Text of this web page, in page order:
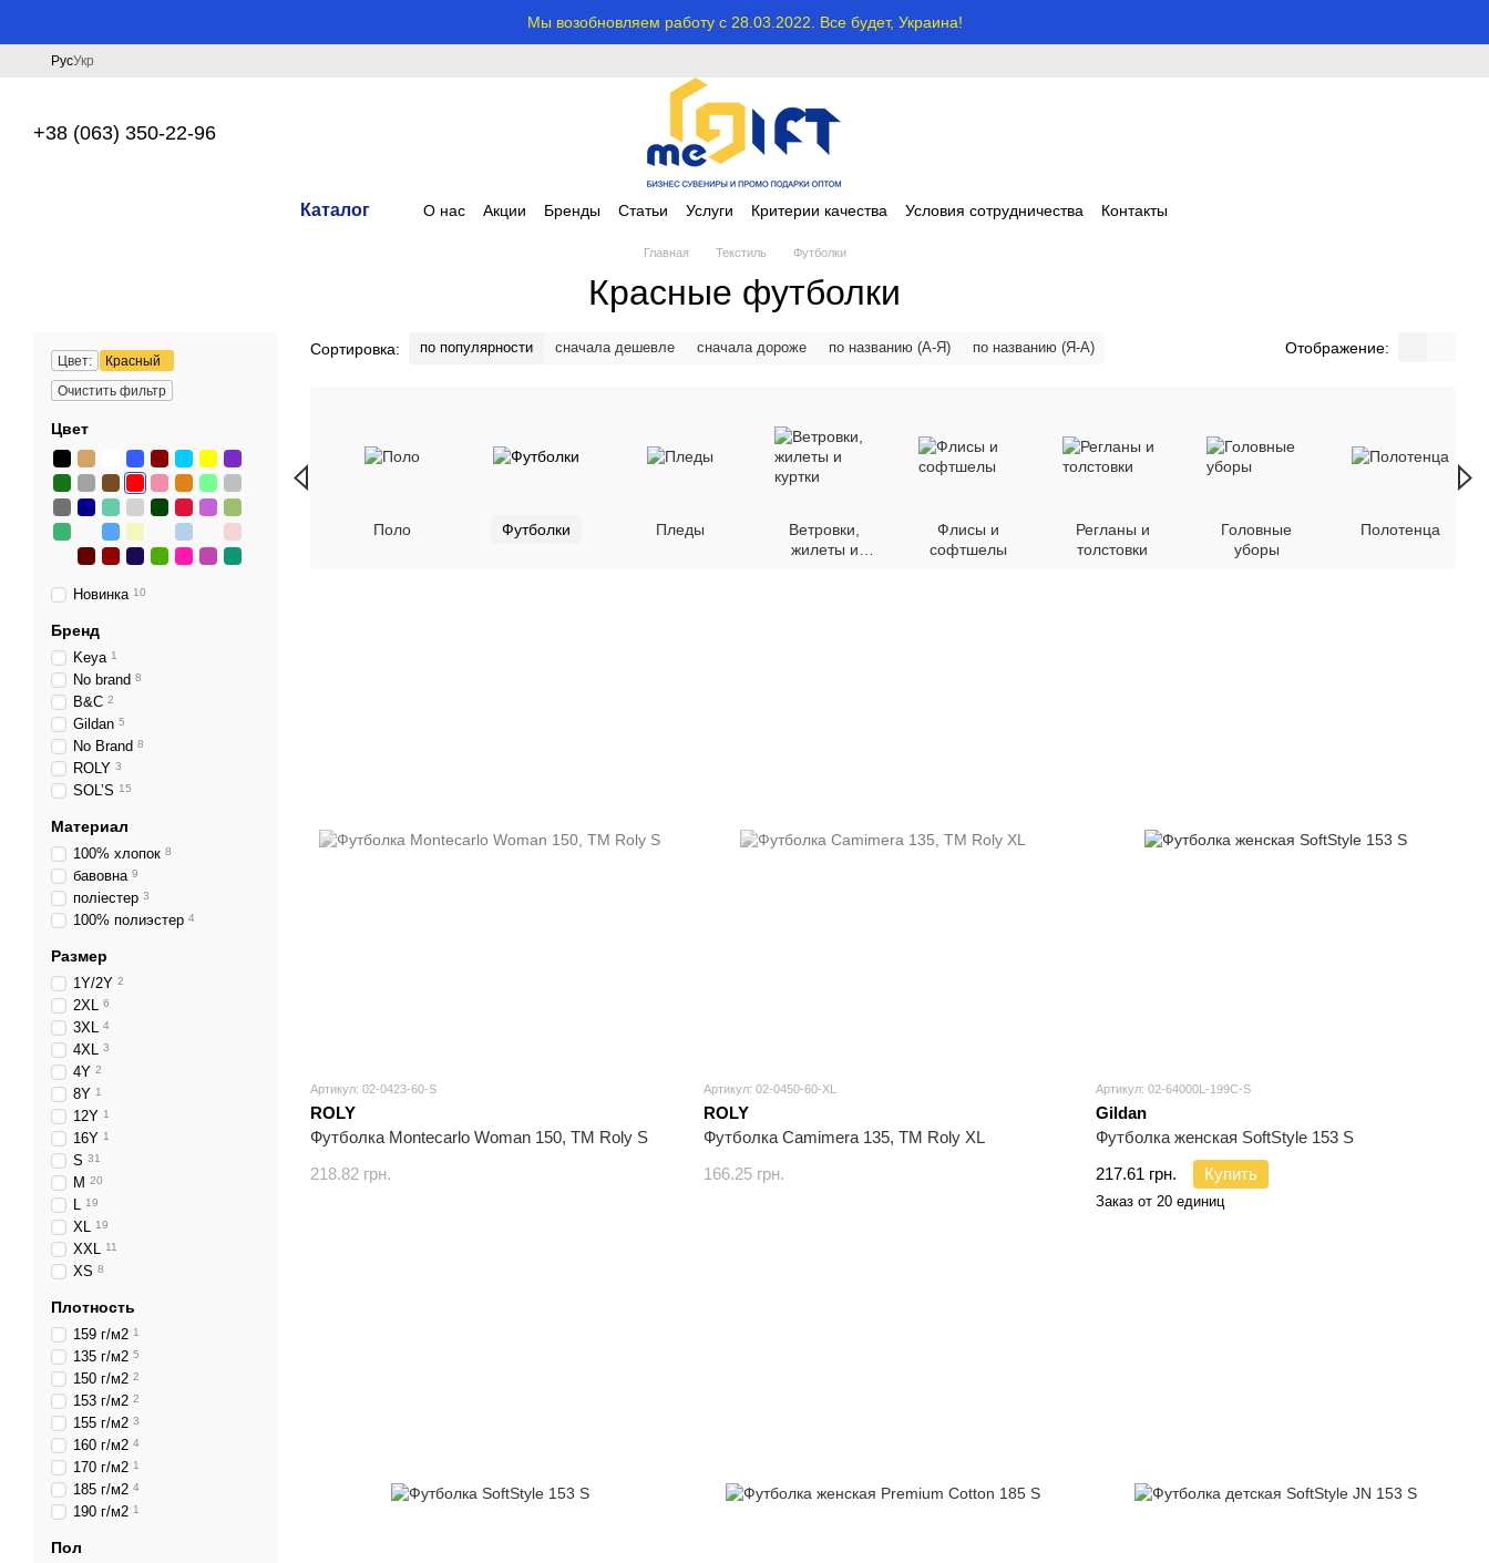
Мы возобновляем работу с 28.03.2022. Все будет, Украина!
РусУкр
+38 (063) 350-22-96
Каталог О нас Акции Бренды Статьи Услуги Критерии качества Условия сотрудничества Контакты
Главная Текстиль Футболки
Красные футболки
Сортировка: по популярности сначала дешевле сначала дороже по названию (А-Я) по названию (Я-А) Отображение:
Поло Футболки Пледы
Ветровки,
жилеты и
Флисы и
софтшелы
Регланы и
толстовки
Головные
уборы
Полотенца
Артикул: 02-0423-60-S
ROLY
Футболка Montecarlo Woman 150, TM Roly S
218.82 грн.
Артикул: 02-0450-60-XL
ROLY
Футболка Camimera 135, TM Roly XL
166.25 грн.
Артикул: 02-64000L-199C-S
Gildan
Футболка женская SoftStyle 153 S
217.61 грн.
Купить
Заказ от 20 единиц
Цвет:
Красный
Очистить фильтр
Цвет
Новинка 10
Бренд
Keya 1
No brand 8
B&C 2
Gildan 5
No Brand 8
ROLY 3
SOL’S 15
Материал
100% хлопок 8
бавовна 9
поліестер 3
100% полиэстер 4
Размер
1Y/2Y 2
2XL 6
3XL 4
4XL 3
4Y 2
8Y 1
12Y 1
16Y 1
S 31
M 20
L 19
XL 19
XXL 11
XS 8
Плотность
159 г/м2 1
135 г/м2 5
150 г/м2 2
153 г/м2 2
155 г/м2 3
160 г/м2 4
170 г/м2 1
185 г/м2 4
190 г/м2 1
Пол